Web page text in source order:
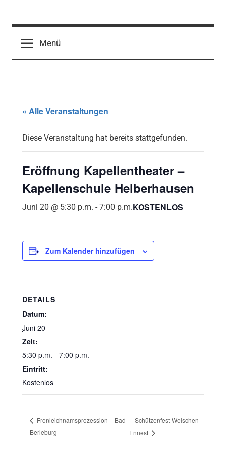
Menü
« Alle Veranstaltungen
Diese Veranstaltung hat bereits stattgefunden.
Eröffnung Kapellentheater –
Kapellenschule Helberhausen
Juni 20 @ 5:30 p.m. - 7:00 p.m.KOSTENLOS
Zum Kalender hinzufügen
DETAILS
Datum:
Juni 20
Zeit:
5:30 p.m. - 7:00 p.m.
Eintritt:
Kostenlos
Fronleichnamsprozession – Bad
Berleburg
Schützenfest Welschen-
Ennest